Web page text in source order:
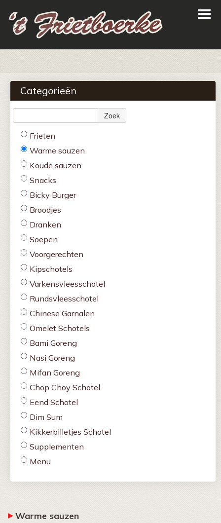
Bestellen
Menu
Login
Contact
Categorieën
Zoek
Frieten
Warme sauzen
Koude sauzen
Snacks
Bicky Burger
Broodjes
Dranken
Soepen
Voorgerechten
Kipschotels
Varkensvleesschotel
Rundsvleesschotel
Chinese Garnalen
Omelet Schotels
Bami Goreng
Nasi Goreng
Mifan Goreng
Chop Choy Schotel
Eend Schotel
Dim Sum
Kikkerbilletjes Schotel
Supplementen
Menu
Warme sauzen